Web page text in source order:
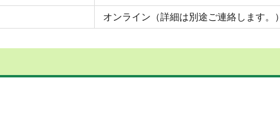
オンライン（詳細は別途ご連絡します。）